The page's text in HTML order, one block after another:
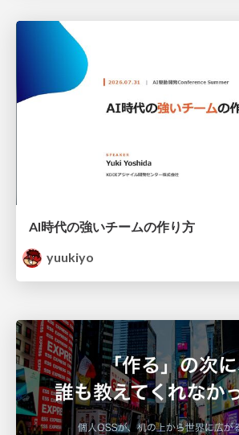
AI時代の強いチームの作り方
yuukiyo